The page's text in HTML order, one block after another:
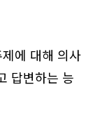
에 대해 의사
답변하는 능